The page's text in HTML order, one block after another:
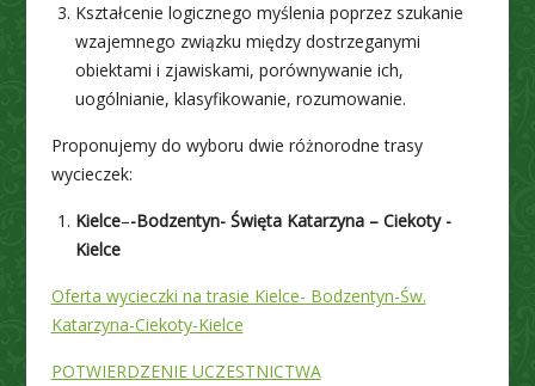
Kształcenie logicznego myślenia poprzez szukanie
wzajemnego związku między dostrzeganymi
obiektami i zjawiskami, porównywanie ich,
uogólnianie, klasyfikowanie, rozumowanie.
Proponujemy do wyboru dwie różnorodne trasy
wycieczek:
Kielce–-Bodzentyn- Święta Katarzyna – Ciekoty -
Kielce
Oferta wycieczki na trasie Kielce- Bodzentyn-Św.
Katarzyna-Ciekoty-Kielce
POTWIERDZENIE UCZESTNICTWA